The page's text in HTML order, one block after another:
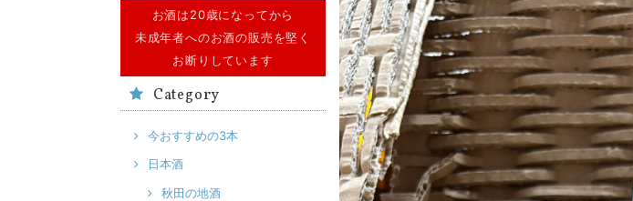
お酒は20歳になってから
未成年者へのお酒の販売を堅く
お断りしています
Category
今おすすめの3本
日本酒
秋田の地酒